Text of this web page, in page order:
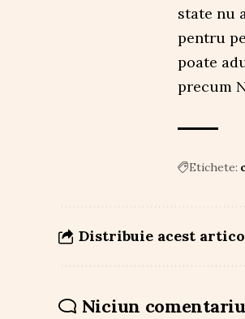
state nu
pentru
poate
precum
Etichete:
Distribuie acest
Niciun comentariu